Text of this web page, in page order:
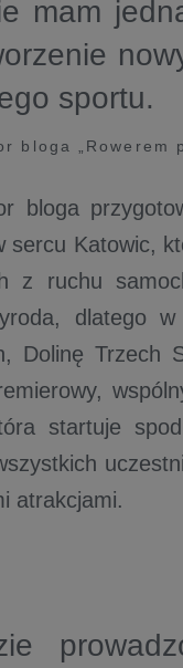
mam
sportu.
bloga „Rowerem
bloga
sercu Katowic,
z ruchu
dlatego
Dolinę
startuje
atrakcjami.